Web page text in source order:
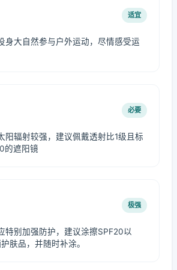
适宜
身大自然参与户外运动，尽情感受运
必要
阳辐射较强，建议佩戴透射比1级且标
的遮阳镜
极强
特别加强防护，建议涂擦SPF20以
肤品，并随时补涂。